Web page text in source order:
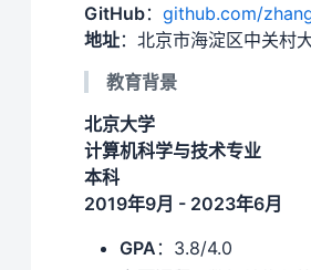
GitHub： github.com/
地址：北京市海淀区中关村
教育背景
北京大学
计算机科学与技术专业
本科
2019年9月 - 2023年6月
GPA ：3.8/4.0